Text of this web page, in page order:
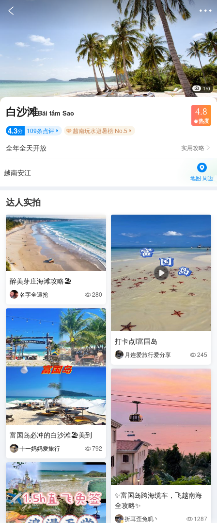
 
1/0
白沙滩Bãi tắm Sao 4.8
 热度
4.3分 109条点评  越南玩水避暑榜 No.5 
全年全天开放 实用攻略 
越南安江
地图·周边
达人实拍
醉美芽庄海滩攻略🏖️
名字全遭抢 280
富国岛必冲的白沙滩🏖️美到
十一妈妈爱旅行 792
打卡点I富国岛
月连爱旅行爱分享 245
✨富国岛跨海缆车，飞越南海
全攻略✨
折耳歪兔叽丶  1287